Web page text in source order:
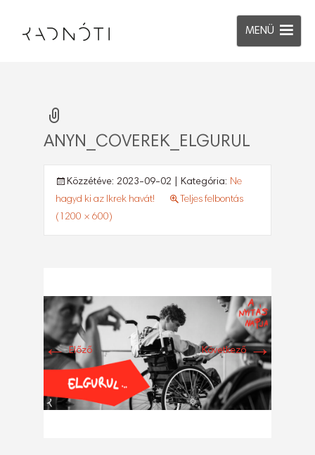
MENÜ
ANYN_COVEREK_ELGURUL
Közzétéve: 2023-09-02 | Kategória: Ne
hagyd ki az Ikrek havát!
Teljes felbontás
(1200 × 600)
←Előző Következő→